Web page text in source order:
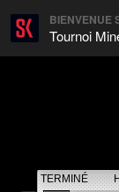
BIENVENUE
Tournoi
TERMINÉ